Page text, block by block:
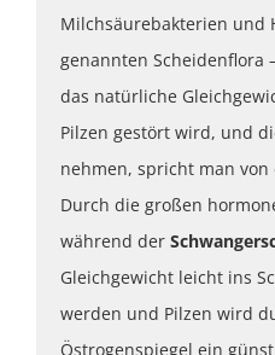
Milchsäurebakterien und
genannten Scheidenflora
das natürliche
Pilzen gestört wird, und
nehmen, spricht man von
Durch die großen
während der
Gleichgewicht leicht ins
werden und Pilzen wird
Östrogenspiegel ein